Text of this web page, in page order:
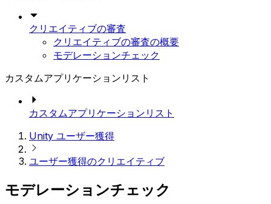
クリエイティブの審査
クリエイティブの審査の概要
モデレーションチェック
カスタムアプリケーションリスト
カスタムアプリケーションリスト
Unity ユーザー獲得
ユーザー獲得のクリエイティブ
モデレーションチェック